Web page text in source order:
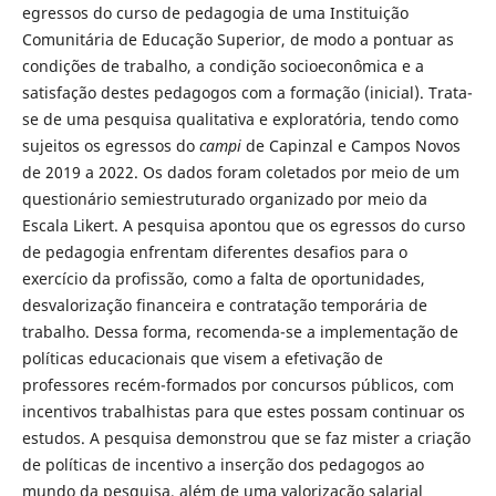
egressos do curso de pedagogia de uma Instituição
Comunitária de Educação Superior, de modo a pontuar as
condições de trabalho, a condição socioeconômica e a
satisfação destes pedagogos com a formação (inicial). Trata-
se de uma pesquisa qualitativa e exploratória, tendo como
sujeitos os egressos do campide Capinzal e Campos Novos
de 2019 a 2022. Os dados foram coletados por meio de um
questionário semiestruturado organizado por meio da
Escala Likert. A pesquisa apontou que os egressos do curso
de pedagogia enfrentam diferentes desafios para o
exercício da profissão, como a falta de oportunidades,
desvalorização financeira e contratação temporária de
trabalho. Dessa forma, recomenda-se a implementação de
políticas educacionais que visem a efetivação de
professores recém-formados por concursos públicos, com
incentivos trabalhistas para que estes possam continuar os
estudos. A pesquisa demonstrou que se faz mister a criação
de políticas de incentivo a inserção dos pedagogos ao
mundo da pesquisa, além de uma valorização salarial